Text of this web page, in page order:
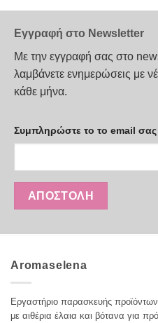
Εγγραφή στο Newsletter
Με την εγγραφή σας στο
λαμβάνετε ενημερώσεις με
κάθε μήνα.
Συμπληρώστε το το email σας
Aromaselena
Εργαστήριο παρασκευής
με αιθέρια έλαια και βότανα για